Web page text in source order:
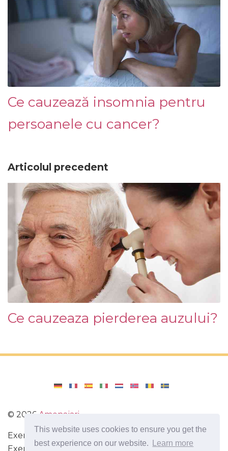
This website uses cookies to ensure you get the
best experience on our website.
Learn more
Ce cauzează insomnia pentru
persoanele cu cancer?
Articolul precedent
Ce cauzeaza pierderea auzului?
© 2026 Amenajari
Exercitarea. Diete și rețete pentru o dietă sănătoasă.
Exerciții pentru creier. Fapte interesante.